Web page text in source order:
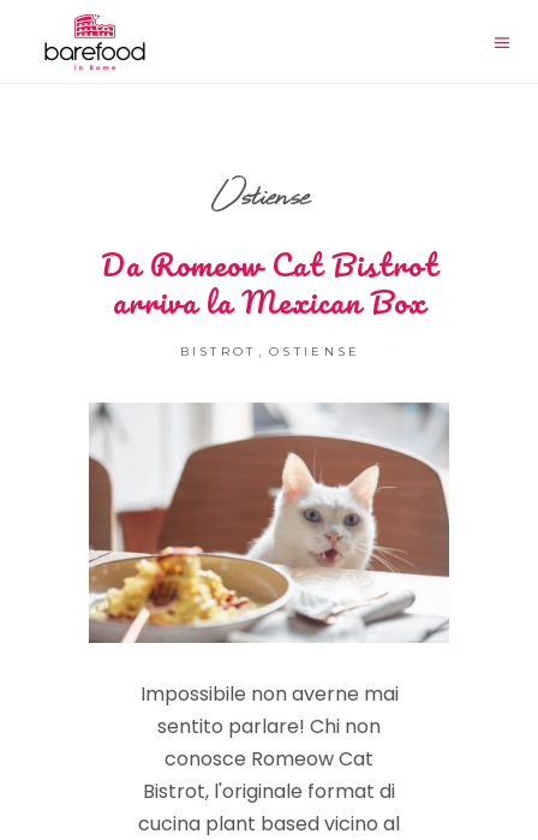
Ostiense
Da Romeow Cat Bistrot
arriva la Mexican Box
BISTROT OSTIENSE
Impossibile non averne mai
sentito parlare! Chi non
conosce Romeow Cat
Bistrot, l'originale format di
cucina plant based vicino al